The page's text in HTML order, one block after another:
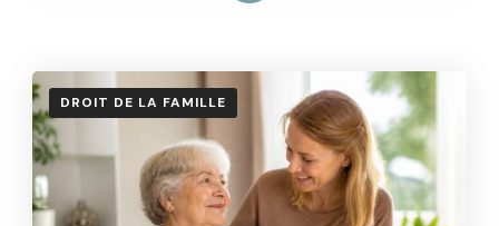
DROIT DE LA FAMILLE